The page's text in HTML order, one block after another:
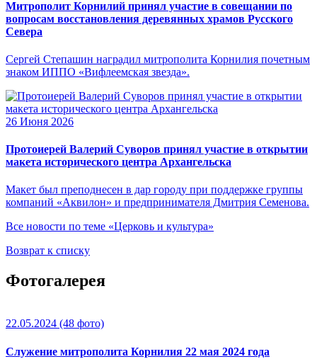
Митрополит Корнилий принял участие в совещании по
вопросам восстановления деревянных храмов Русского
Севера
Сергей Степашин наградил митрополита Корнилия почетным
знаком ИППО «Вифлеемская звезда».
26 Июня 2026
Протоиерей Валерий Суворов принял участие в открытии
макета исторического центра Архангельска
Макет был преподнесен в дар городу при поддержке группы
компаний «Аквилон» и предпринимателя Дмитрия Семенова.
Все новости по теме «Церковь и культура»
Возврат к списку
Фотогалерея
22.05.2024 (48 фото)
Служение митрополита Корнилия 22 мая 2024 года